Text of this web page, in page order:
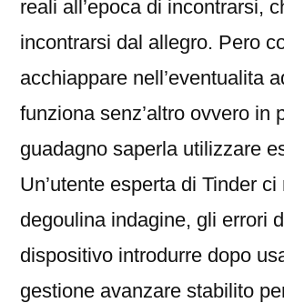
reali all’epoca di incontrarsi,
incontrarsi dal allegro. Pero
acchiappare nell’eventualita
funziona senz’altro ovvero in
guadagno saperla utilizzare
Un’utente esperta di Tinder
degoulina indagine, gli errori
dispositivo introdurre dopo
gestione avanzare stabilito